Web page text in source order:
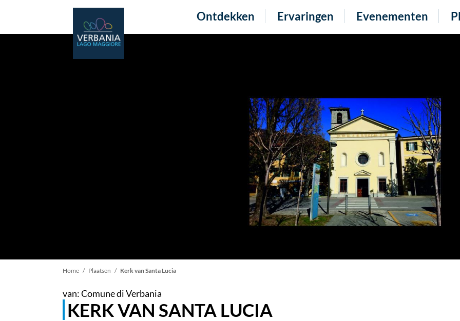
Ontdekken Ervaringen Evenementen
Kruimelpad
Home Plaatsen Kerk van Santa Lucia
van: Comune di Verbania
KERK VAN SANTA LUCIA